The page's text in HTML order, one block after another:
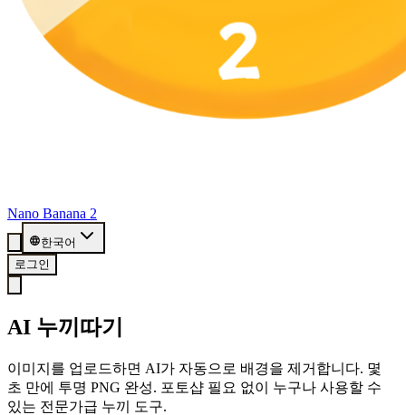
Nano Banana 2
한국어
로그인
AI 누끼따기
이미지를 업로드하면 AI가 자동으로 배경을 제거합니다. 몇
초 만에 투명 PNG 완성. 포토샵 필요 없이 누구나 사용할 수
있는 전문가급 누끼 도구.